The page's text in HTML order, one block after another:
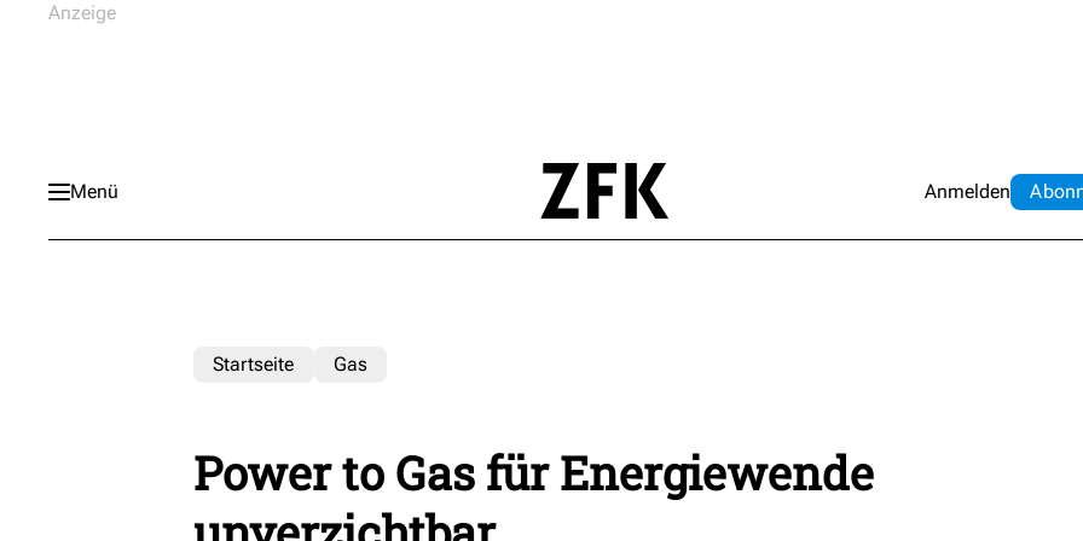
Menü Anmelden Abo
Startseite Gas
Power to Gas für Energiewende